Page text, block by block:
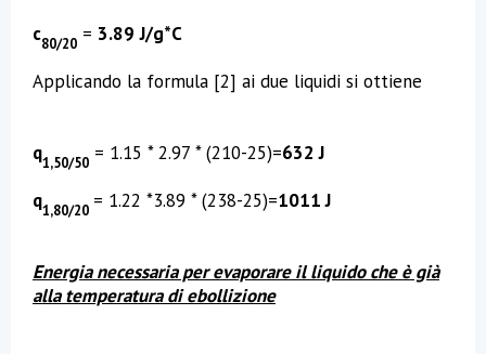
c80/20 = 3.89 J/g*C
Applicando la formula [2] ai due liquidi si ottiene
q1,50/50 = 1.15 * 2.97 * (210-25)=632 J
q1,80/20 = 1.22 *3.89 * (238-25)=1011 J
Energia necessaria per evaporare il liquido che è già
alla temperatura di ebollizione